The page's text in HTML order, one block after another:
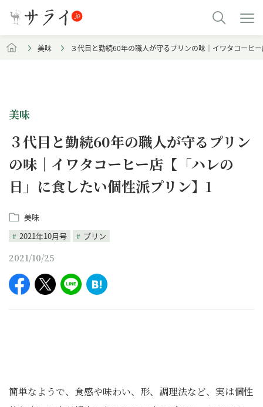
美味 ３代目と勤続60年の職人が守るプリンの味｜イワタコーヒ
美味
３代目と勤続60年の職人が守るプリン
の味｜イワタコーヒー店【「ハレの
日」に食したい個性派プリン】1
美味
2021年10月号
プリン
2021/10/25
簡単なようで、食感や味わい、形、調理法など、実は個性